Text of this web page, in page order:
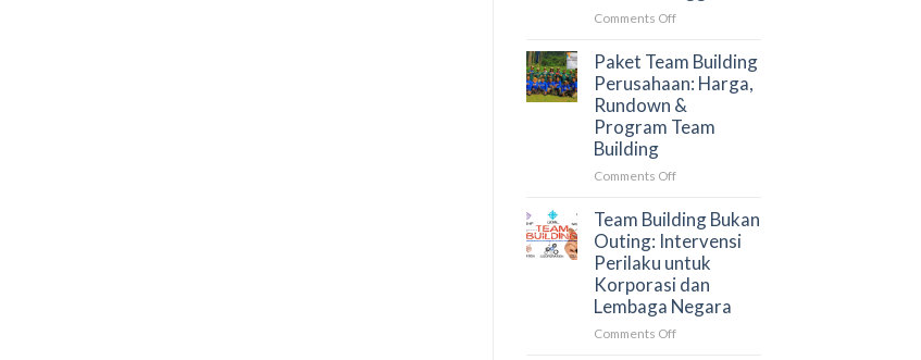
untuk
Panduan
untuk
HRD
dan
Procurement
Comments Offon
Outbound
Training
Perusahaan
2026:
Faktor
dan
Anggaran
Paket Team Building
Perusahaan: Harga,
Rundown &
Program Team
Building
Comments Offon
Team
Building
Perusahaan:
Harga,
Rundown
&
Program
Team Building Bukan
Outing: Intervensi
Perilaku untuk
Korporasi dan
Lembaga Negara
Comments Offon